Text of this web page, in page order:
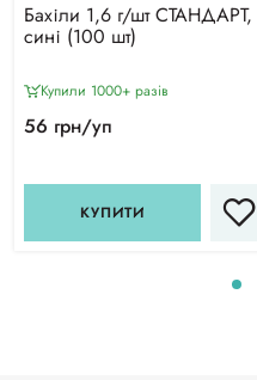
Бахіли 1,6 г/шт СТАНДАРТ,
сині (100 шт)
Купили 1000+ разiв
56 грн/уп
КУПИТИ